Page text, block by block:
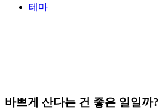
테마
바쁘게 산다는 건 좋은 일일까?